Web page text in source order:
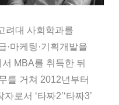
려대 사회학과를
·마케팅·기획개발을
MBA를 취득한 뒤
를 거쳐 2012년부터
로서 ‘타짜2’‘타짜3’